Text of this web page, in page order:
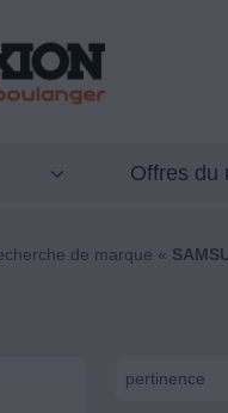
Offres du
de marque «
pertinence